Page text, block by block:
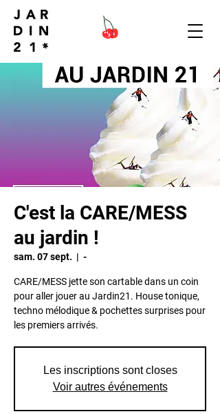
C'est la CARE/MESS
au jardin !
sam. 07 sept.
  |
-
CARE/MESS jette son cartable dans un coin
pour aller jouer au Jardin21. House tonique,
techno mélodique & pochettes surprises pour
les premiers arrivés.
Les inscriptions sont closes
Voir autres événements